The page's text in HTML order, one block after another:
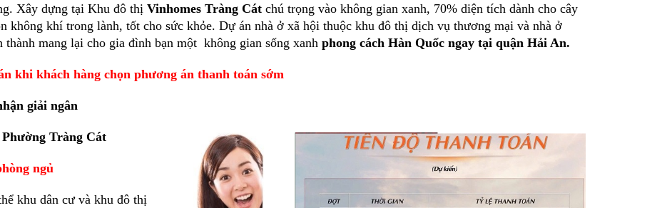
Xây dựng tại Khu đô thị Vinhomes Tràng Cát chú trọng vào không gian xanh, 70% diện tích dành cho cây
không khí trong lành, tốt cho sức khỏe. Dự án nhà ở xã hội thuộc khu đô thị dịch vụ thương mại và nhà ở
mang lại cho gia đình bạn một không gian sống xanh phong cách Hàn Quốc ngay tại quận Hải An.
khi khách hàng chọn phương án thanh toán sớm
giải ngân
Phường Tràng Cát
ngủ
khu dân cư và khu đô thị